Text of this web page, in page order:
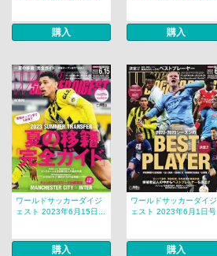
購入 購入
ワールドサッカーダイジ
ェスト 2023年6月15日...
購入
ワールドサッカーダイジ
ェスト 2023年6月1日号
購入